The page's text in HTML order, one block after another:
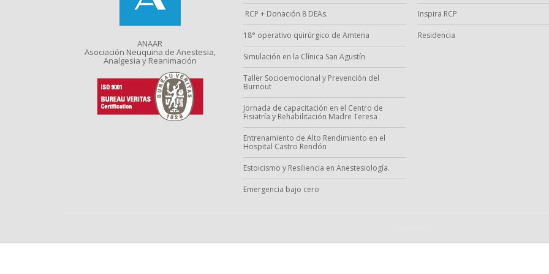
ANAAR
Asociación Neuquina de Anestesia,
Analgesia y Reanimación
RCP + Donación 8 DEAs.
18° operativo quirúrgico de Amtena
Simulación en la Clínica San Agustín
Taller Socioemocional y Prevención del
Burnout
Jornada de capacitación en el Centro de
Fisiatría y Rehabilitación Madre Teresa
Entrenamiento de Alto Rendimiento en el
Hospital Castro Rendón
Estoicismo y Resiliencia en Anestesiología.
Emergencia bajo cero
Inspira RCP
Residencia